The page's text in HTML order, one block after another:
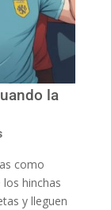
la
como
hinchas
y lleguen